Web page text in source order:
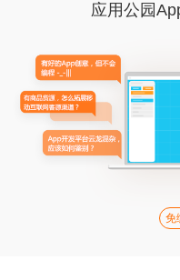
应用公园
免